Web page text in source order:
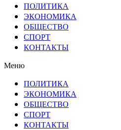
ПОЛИТИКА
ЭКОНОМИКА
ОБЩЕСТВО
СПОРТ
КОНТАКТЫ
Меню
ПОЛИТИКА
ЭКОНОМИКА
ОБЩЕСТВО
СПОРТ
КОНТАКТЫ